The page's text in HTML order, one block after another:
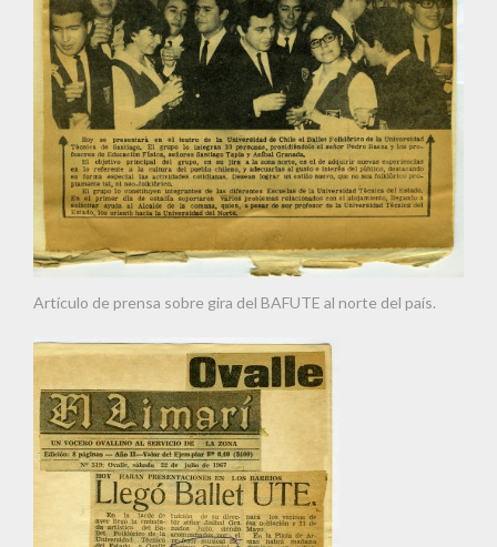
Artículo de prensa sobre gira del BAFUTE al norte del país.